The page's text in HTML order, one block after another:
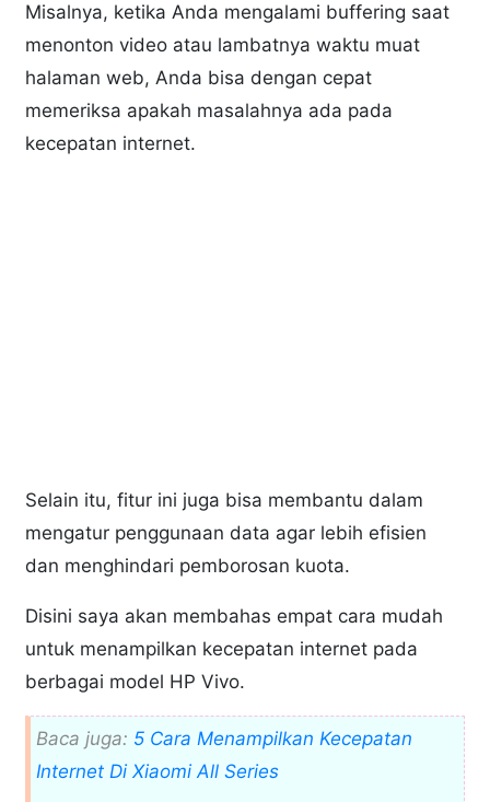
Misalnya, ketika Anda mengalami buffering saat
menonton video atau lambatnya waktu muat
halaman web, Anda bisa dengan cepat
memeriksa apakah masalahnya ada pada
kecepatan internet.
Selain itu, fitur ini juga bisa membantu dalam
mengatur penggunaan data agar lebih efisien
dan menghindari pemborosan kuota.
Disini saya akan membahas empat cara mudah
untuk menampilkan kecepatan internet pada
berbagai model HP Vivo.
Baca juga: 5 Cara Menampilkan Kecepatan
Internet Di Xiaomi All Series